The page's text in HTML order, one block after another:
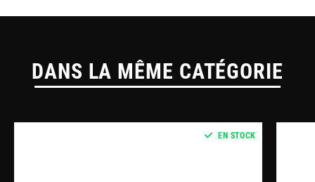
DANS LA MÊME CATÉGORIE
EN STOCK